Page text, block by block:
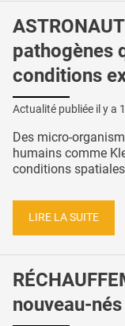
pathogènes
conditions
Actualité publiée il y a
Des micro-
humains comme
conditions
LIRE LA SUITE
nouveau-